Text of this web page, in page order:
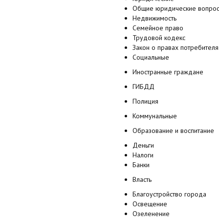
Общие юридические
Недвижимость
Семейное право
Трудовой кодекс
Закон о правах потребителя
Социальные
Иностранные граждане
ГИБДД
Полиция
Коммунальные
Образование и воспитание
Деньги
Налоги
Банки
Власть
Благоустройство города
Освещение
Озеленение